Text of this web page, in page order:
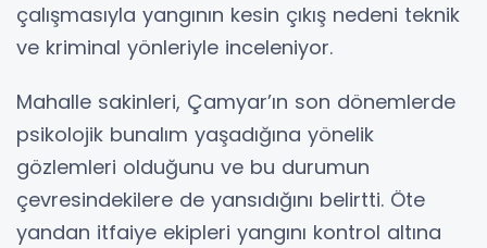
çalışmasıyla yangının kesin çıkış nedeni teknik
ve kriminal yönleriyle inceleniyor.
Mahalle sakinleri, Çamyar’ın son dönemlerde
psikolojik bunalım yaşadığına yönelik
gözlemleri olduğunu ve bu durumun
çevresindekilere de yansıdığını belirtti. Öte
yandan itfaiye ekipleri yangını kontrol altına